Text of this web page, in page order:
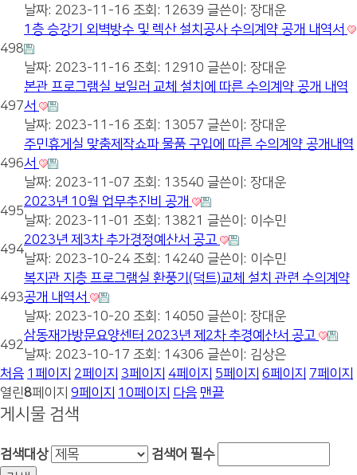
날짜: 2023-11-16 조회: 12639 글쓴이: 장대운
498
1층 승강기 외벽방수 및 렉산 설치공사 수의계약 공개 내역서
날짜: 2023-11-16 조회: 12910 글쓴이: 장대운
497
본관 프로그램실 보일러 교체 설치에 따른 수의계약 공개 내역
서
날짜: 2023-11-16 조회: 13057 글쓴이: 장대운
496
주민휴게실 맞춤제작쇼파 물품 구입에 따른 수의계약 공개내역
서
날짜: 2023-11-07 조회: 13540 글쓴이: 장대운
495
2023년 10월 업무추진비 공개
날짜: 2023-11-01 조회: 13821 글쓴이: 이수민
494
2023년 제3차 추가경정예산서 공고
날짜: 2023-10-24 조회: 14240 글쓴이: 이수민
493
복지관 지층 프로그램실 환풍기(덕트)교체 설치 관련 수의계약
공개 내역서
날짜: 2023-10-20 조회: 14050 글쓴이: 장대운
492
삼동재가방문요양센터 2023년 제2차 추경예산서 공고
날짜: 2023-10-17 조회: 14306 글쓴이: 김상은
처음 1 페이지 2페이지 3페이지 4페이지 5페이지 6페이지 7페이지
열린8페이지 9페이지 10페이지 다음 맨끝
게시물 검색
검색대상 검색어 필수